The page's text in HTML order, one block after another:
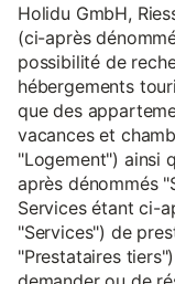
Holidu GmbH,
(ci-après
possibilité de
hébergements
que des
vacances et
"Logement") ainsi
après dénommés
Services étant ci-
"Services") de
"Prestataires